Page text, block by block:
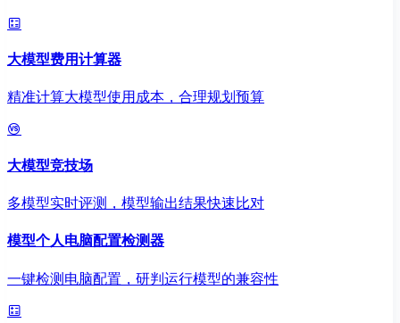
大模型费用计算器
精准计算大模型使用成本，合理规划预算
大模型竞技场
多模型实时评测，模型输出结果快速比对
模型个人电脑配置检测器
一键检测电脑配置，研判运行模型的兼容性